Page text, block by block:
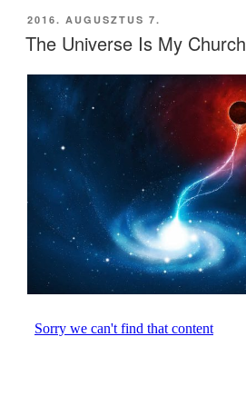
BEKÜLDVE:
2016. AUGUSZTUS 7.
The Universe Is My Church